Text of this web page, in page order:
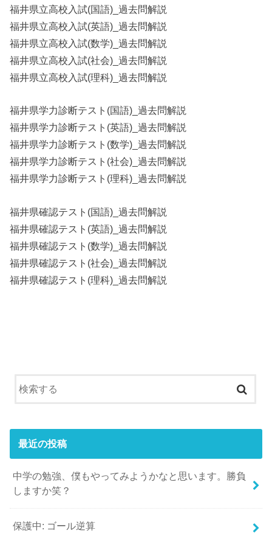
福井県立高校入試(国語)_過去問解説
福井県立高校入試(英語)_過去問解説
福井県立高校入試(数学)_過去問解説
福井県立高校入試(社会)_過去問解説
福井県立高校入試(理科)_過去問解説
福井県学力診断テスト(国語)_過去問解説
福井県学力診断テスト(英語)_過去問解説
福井県学力診断テスト(数学)_過去問解説
福井県学力診断テスト(社会)_過去問解説
福井県学力診断テスト(理科)_過去問解説
福井県確認テスト(国語)_過去問解説
福井県確認テスト(英語)_過去問解説
福井県確認テスト(数学)_過去問解説
福井県確認テスト(社会)_過去問解説
福井県確認テスト(理科)_過去問解説
最近の投稿
中学の勉強、僕もやってみようかなと思います。勝負
しますか笑？
保護中: ゴール逆算